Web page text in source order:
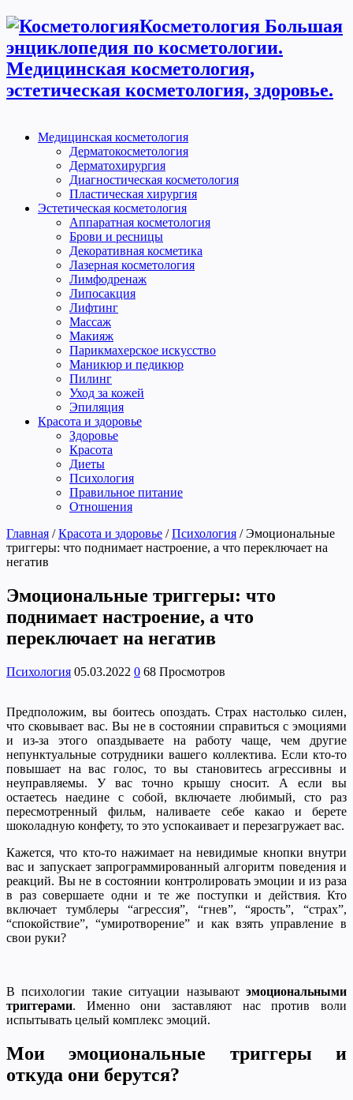
Косметология Большая
энциклопедия по косметологии.
Медицинская косметология,
эстетическая косметология, здоровье.
Медицинская косметология
Дерматокосметология
Дерматохирургия
Диагностическая косметология
Пластическая хирургия
Эстетическая косметология
Аппаратная косметология
Брови и ресницы
Декоративная косметика
Лазерная косметология
Лимфодренаж
Липосакция
Лифтинг
Массаж
Макияж
Парикмахерское искусство
Маникюр и педикюр
Пилинг
Уход за кожей
Эпиляция
Красота и здоровье
Здоровье
Красота
Диеты
Психология
Правильное питание
Отношения
Главная / Красота и здоровье / Психология / Эмоциональные
триггеры: что поднимает настроение, а что переключает на
негатив
Эмоциональные триггеры: что
поднимает настроение, а что
переключает на негатив
Психология 05.03.2022 0 68 Просмотров
Предположим, вы боитесь опоздать. Страх настолько силен,
что сковывает вас. Вы не в состоянии справиться с эмоциями
и из-за этого опаздываете на работу чаще, чем другие
непунктуальные сотрудники вашего коллектива. Если кто-то
повышает на вас голос, то вы становитесь агрессивны и
неуправляемы. У вас точно крышу сносит. А если вы
остаетесь наедине с собой, включаете любимый, сто раз
пересмотренный фильм, наливаете себе какао и берете
шоколадную конфету, то это успокаивает и перезагружает вас.
Кажется, что кто-то нажимает на невидимые кнопки внутри
вас и запускает запрограммированный алгоритм поведения и
реакций. Вы не в состоянии контролировать эмоции и из раза
в раз совершаете одни и те же поступки и действия. Кто
включает тумблеры “агрессия”, “гнев”, “ярость”, “страх”,
“спокойствие”, “умиротворение” и как взять управление в
свои руки?
В психологии такие ситуации называют эмоциональными
триггерами. Именно они заставляют нас против воли
испытывать целый комплекс эмоций.
Мои эмоциональные триггеры и
откуда они берутся?